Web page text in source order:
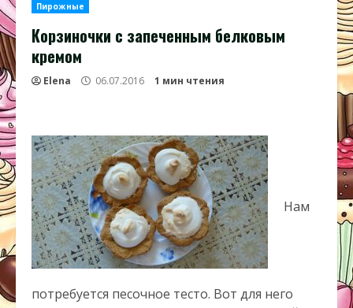
Пирожные
Корзиночки с запеченным белковым
кремом
Elena 06.07.2016 1 мин чтения
Нам
потребуется песочное тесто. Вот для него